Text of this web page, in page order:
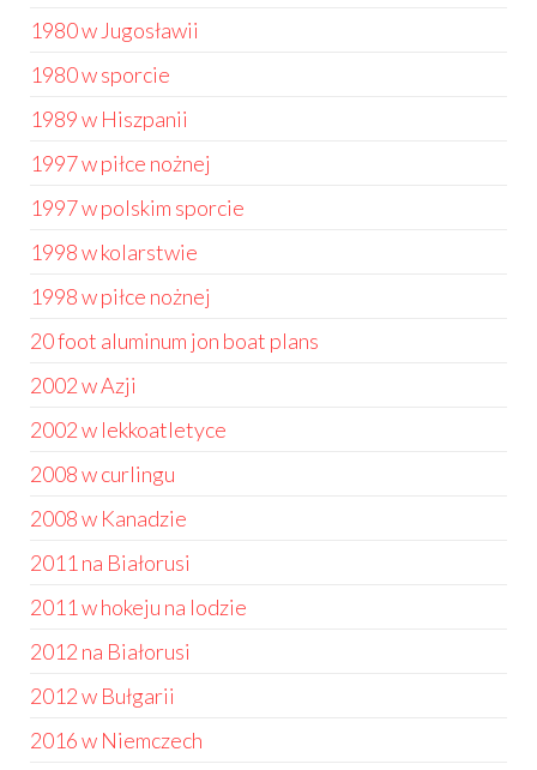
1980 w Jugosławii
1980 w sporcie
1989 w Hiszpanii
1997 w piłce nożnej
1997 w polskim sporcie
1998 w kolarstwie
1998 w piłce nożnej
20 foot aluminum jon boat plans
2002 w Azji
2002 w lekkoatletyce
2008 w curlingu
2008 w Kanadzie
2011 na Białorusi
2011 w hokeju na lodzie
2012 na Białorusi
2012 w Bułgarii
2016 w Niemczech